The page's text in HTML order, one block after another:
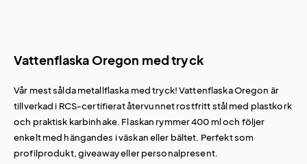
Vattenflaska Oregon med tryck
Vår mest sålda metallflaska med tryck! Vattenflaska Oregon är
tillverkad i RCS-certifierat återvunnet rostfritt stål med plastkork
och praktisk karbinhake. Flaskan rymmer 400 ml och följer
enkelt med hängandes i väskan eller bältet. Perfekt som
profilprodukt, giveaway eller personalpresent.